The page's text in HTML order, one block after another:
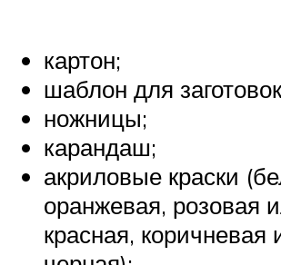
картон;
шаблон для
ножницы;
карандаш;
акриловые краски
оранжевая, розовая
красная, коричневая